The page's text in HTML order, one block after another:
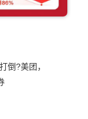
倒?美团，